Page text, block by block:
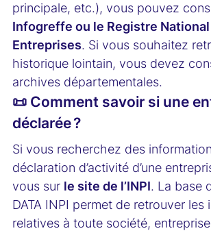
principale, etc.), vous pouvez
Infogreffe ou le Registre
Entreprises. Si vous souhaitez
historique lointain, vous devez
archives départementales.
📜 Comment savoir si une
déclarée ?
Si vous recherchez des
déclaration d’activité d’une
vous sur le site de l’INPI. La base
DATA INPI permet de retrouver les
relatives à toute société,